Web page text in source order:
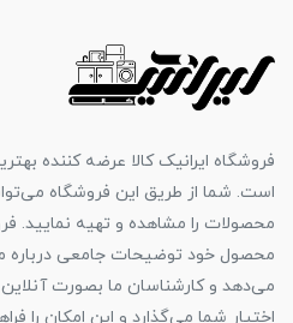
فروشگاه ایرانیک کالا عرضه کننده
است. شما از طریق این فروشگاه
محصولات را مشاهده و تهیه نمایید.
محصول خود توضیحات جامعی درباره
می‌دهد و کارشناسان ما بصورت
اختیار شما می‌گذارد و این امکان را